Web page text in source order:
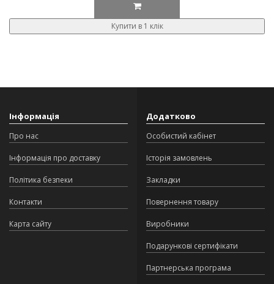
Купити в 1 клік
Інформація
Про нас
Інформація про доставку
Політика безпеки
Контакти
Карта сайту
Додатково
Особистий кабінет
Історія замовлень
Закладки
Повернення товару
Виробники
Подарункові сертифікати
Партнерська програма